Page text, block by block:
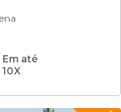
Em até
10X